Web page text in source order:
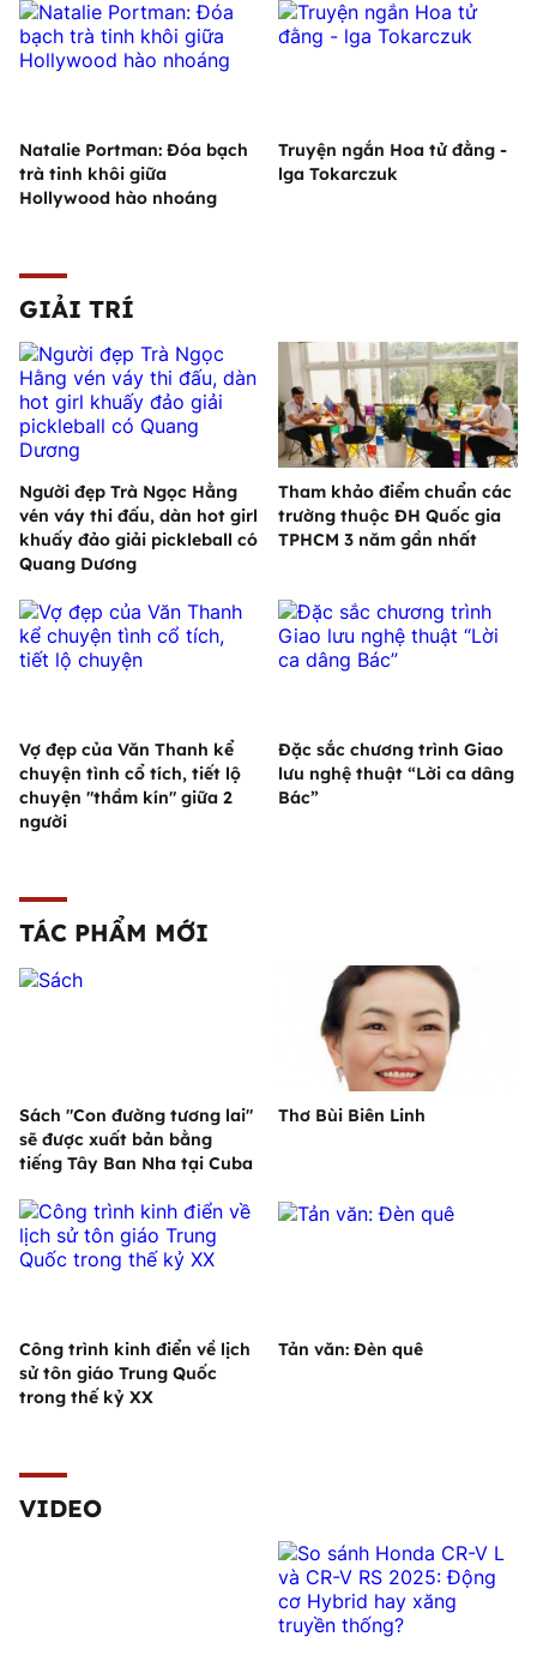
Natalie Portman: Đóa bạch
trà tinh khôi giữa
Hollywood hào nhoáng
Truyện ngắn Hoa tử đằng -
lga Tokarczuk
GIẢI TRÍ
Người đẹp Trà Ngọc Hằng
vén váy thi đấu, dàn hot girl
khuấy đảo giải pickleball có
Quang Dương
Tham khảo điểm chuẩn các
trường thuộc ĐH Quốc gia
TPHCM 3 năm gần nhất
Vợ đẹp của Văn Thanh kể
chuyện tình cổ tích, tiết lộ
chuyện "thầm kín" giữa 2
người
Đặc sắc chương trình Giao
lưu nghệ thuật “Lời ca dâng
Bác”
TÁC PHẨM MỚI
Sách "Con đường tương lai"
sẽ được xuất bản bằng
tiếng Tây Ban Nha tại Cuba
Thơ Bùi Biên Linh
Công trình kinh điển về lịch
sử tôn giáo Trung Quốc
trong thế kỷ XX
Tản văn: Đèn quê
VIDEO